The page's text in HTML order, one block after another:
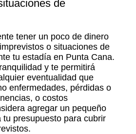
de
tener un poco de dinero
o situaciones de
tu estadía en Punta Cana.
y te permitirá
eventualidad que
enfermedades, pérdidas o
o costos
agregar un pequeño
tu presupuesto para cubrir